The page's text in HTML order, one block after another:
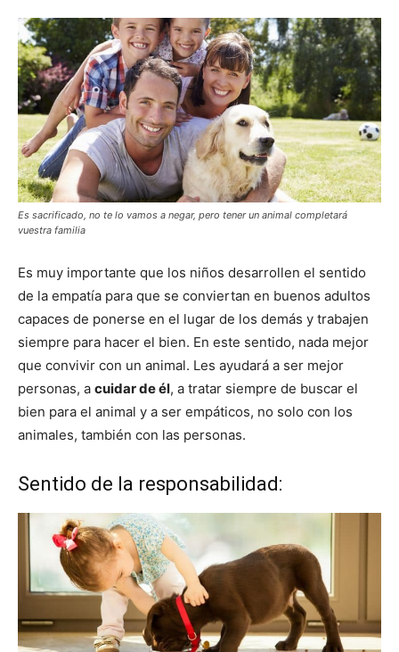
Es sacrificado, no te lo vamos a negar, pero tener un animal completará
vuestra familia
Es muy importante que los niños desarrollen el sentido
de la empatía para que se conviertan en buenos adultos
capaces de ponerse en el lugar de los demás y trabajen
siempre para hacer el bien. En este sentido, nada mejor
que convivir con un animal. Les ayudará a ser mejor
personas, a cuidar de él, a tratar siempre de buscar el
bien para el animal y a ser empáticos, no solo con los
animales, también con las personas.
Sentido de la responsabilidad: